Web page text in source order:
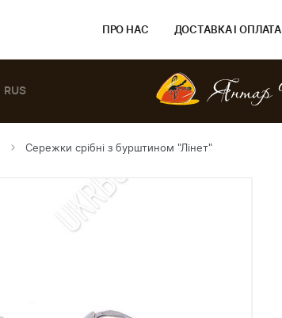
ПРО НАС ДОСТАВКА І ОПЛАТА
RUS
Сережки срібні з бурштином "Лінет"